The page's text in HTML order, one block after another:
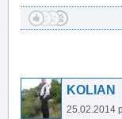
KOLIAN
25.02.2014